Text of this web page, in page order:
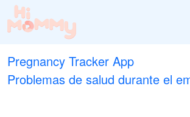
Pregnancy Tracker App
Problemas de salud durante el